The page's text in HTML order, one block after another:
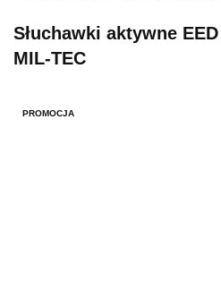
Słuchawki aktywne
MIL-TEC
PROMOCJA